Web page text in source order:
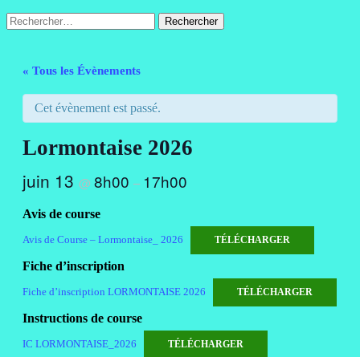
Rechercher :
« Tous les Évènements
Cet évènement est passé.
Lormontaise 2026
juin 13 @ 8h00 – 17h00
Avis de course
Avis de Course – Lormontaise_ 2026 TÉLÉCHARGER
Fiche d’inscription
Fiche d’inscription LORMONTAISE 2026 TÉLÉCHARGER
Instructions de course
IC LORMONTAISE_2026 TÉLÉCHARGER